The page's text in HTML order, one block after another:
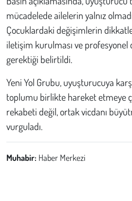
mücadelede ailelerin yalnız
Çocuklardaki değişimlerin
iletişim kurulması ve profesyonel
gerektiği belirtildi.
Yeni Yol Grubu, uyuşturucuya
toplumu birlikte hareket etmeye
rekabeti değil, ortak vicdanı
vurguladı.
Muhabir: Haber Merkezi